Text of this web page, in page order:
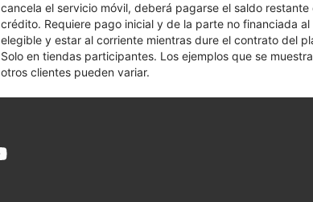
cancela el servicio móvil, deberá pagarse el saldo
crédito. Requiere pago inicial y de la parte no financiada
elegible y estar al corriente mientras dure el contrato del
Solo en tiendas participantes. Los ejemplos que se
otros clientes pueden variar.